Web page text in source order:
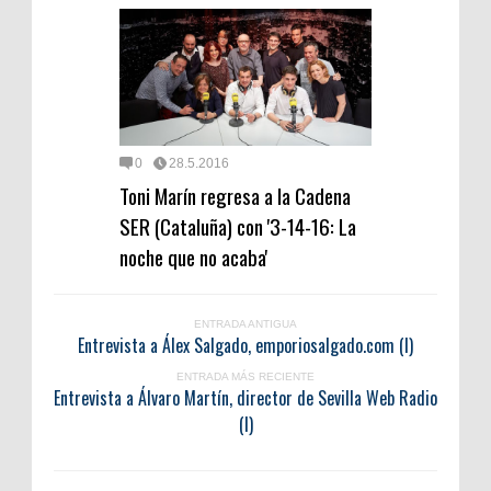
0 28.5.2016
Toni Marín regresa a la Cadena
SER (Cataluña) con '3-14-16: La
noche que no acaba'
ENTRADA ANTIGUA
Entrevista a Álex Salgado, emporiosalgado.com (I)
ENTRADA MÁS RECIENTE
Entrevista a Álvaro Martín, director de Sevilla Web Radio
(I)